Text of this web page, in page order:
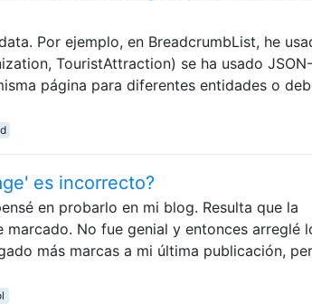
Por ejemplo, en BreadcrumbList, he
TouristAttraction) se ha usado
página para diferentes entidades o
es incorrecto?
en probarlo en mi blog. Resulta que la
No fue genial y entonces arreglé
más marcas a mi última publicación,